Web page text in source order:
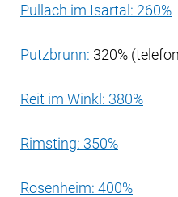
Pullach im Isartal: 260%
Putzbrunn: 320%
Reit im Winkl: 380%
Rimsting: 350%
Rosenheim: 400%